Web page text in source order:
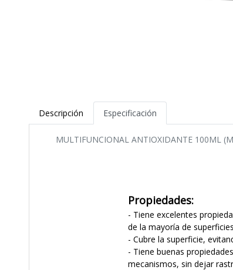
Descripción Especificación
MULTIFUNCIONAL ANTIOXIDANTE 100ML
Propiedades:
- Tiene excelentes
de la mayoría de
- Cubre la superficie,
- Tiene buenas
mecanismos, sin dejar